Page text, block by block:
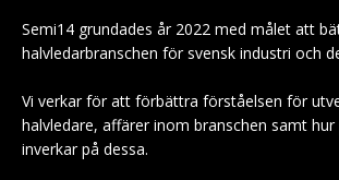
Semi14 grundades år 2022 med målet att
halvledarbranschen för svensk industri och
Vi verkar för att förbättra förståelsen för
halvledare, affärer inom branschen samt
inverkar på dessa.